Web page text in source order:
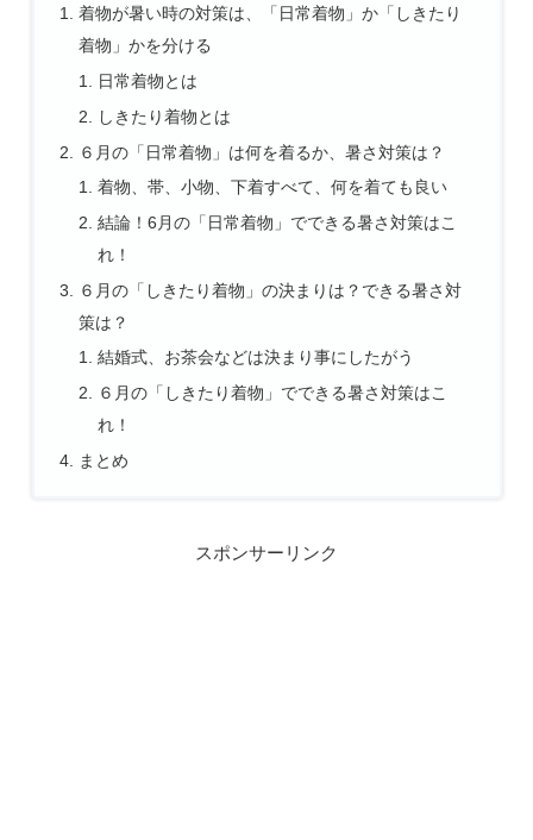
着物が暑い時の対策は、「日常着物」か「しきたり
着物」かを分ける
日常着物とは
しきたり着物とは
６月の「日常着物」は何を着るか、暑さ対策は？
着物、帯、小物、下着すべて、何を着ても良い
結論！6月の「日常着物」でできる暑さ対策はこ
れ！
６月の「しきたり着物」の決まりは？できる暑さ対
策は？
結婚式、お茶会などは決まり事にしたがう
６月の「しきたり着物」でできる暑さ対策はこ
れ！
まとめ
スポンサーリンク